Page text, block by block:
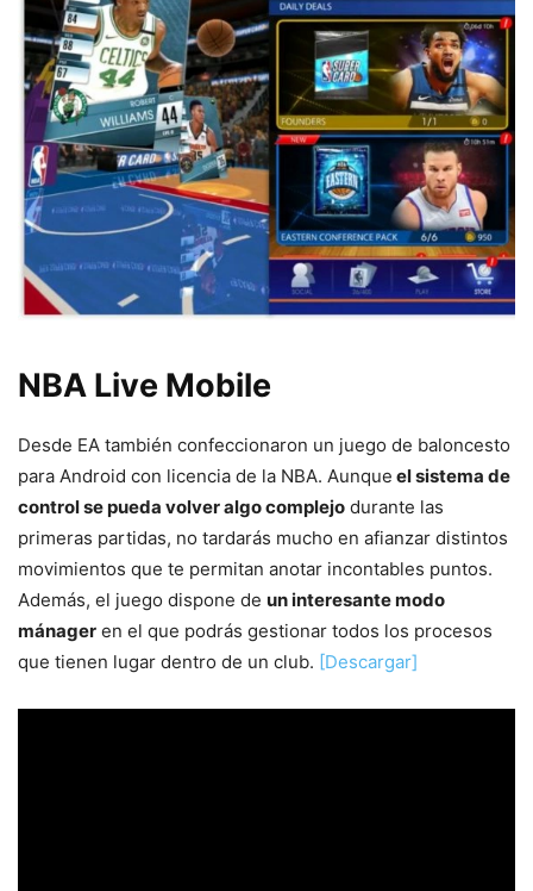
NBA Live Mobile
Desde EA también confeccionaron un juego de baloncesto
para Android con licencia de la NBA. Aunque el sistema de
control se pueda volver algo complejo durante las
primeras partidas, no tardarás mucho en afianzar distintos
movimientos que te permitan anotar incontables puntos.
Además, el juego dispone de un interesante modo
mánager en el que podrás gestionar todos los procesos
que tienen lugar dentro de un club. [Descargar]